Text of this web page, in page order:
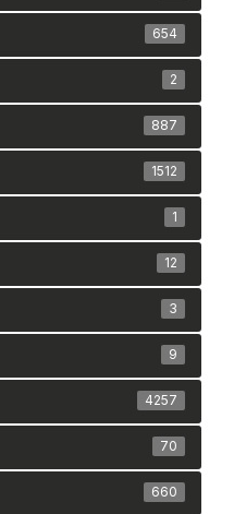
654
2
887
1512
1
12
3
9
4257
70
660